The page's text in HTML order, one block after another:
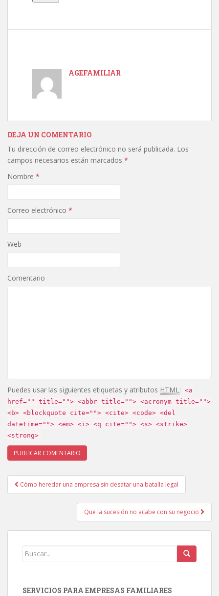
AGEFAMILIAR
DEJA UN COMENTARIO
Tu dirección de correo electrónico no será publicada. Los
campos necesarios están marcados *
Nombre *
Correo electrónico *
Web
Comentario
Puedes usar las siguientes etiquetas y atributos HTML : <a
href="" title=""> <abbr title=""> <acronym title="">
<b> <blockquote cite=""> <cite> <code> <del
datetime=""> <em> <i> <q cite=""> <s> <strike>
<strong>
Post navigation
Cómo heredar una empresa sin desatar una batalla legal
Que la sucesión no acabe con su negocio
SERVICIOS PARA EMPRESAS FAMILIARES